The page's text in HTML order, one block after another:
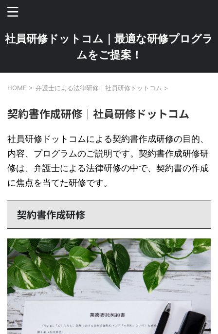
社員研修ドットコム｜最適な研修プログラ
ムをご提案！
HOME > 弁護士による法律研修｜社員研修ドットコム >
契約書作成研修｜社員研修ドットコム
社員研修ドットコムによる契約書作成研修の目的、
内容、プログラムのご説明です。契約書作成研修研
修は、弁護士による法律研修の中で、契約書の作成
に焦点を当てた研修です。
契約書作成研修